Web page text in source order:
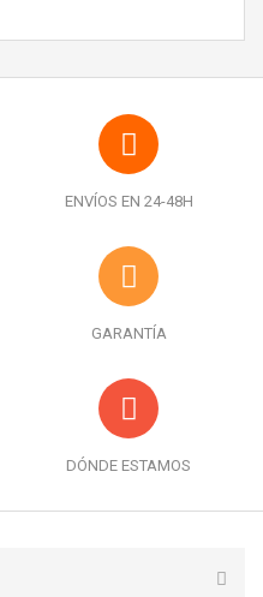
ENVÍOS EN 24-48H
GARANTÍA
DÓNDE ESTAMOS